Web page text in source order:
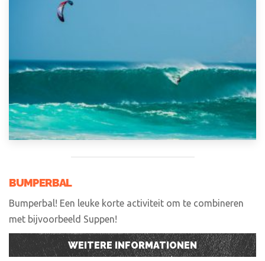
BUMPERBAL
Bumperbal! Een leuke korte activiteit om te combineren
met bijvoorbeeld Suppen!
WEITERE INFORMATIONEN